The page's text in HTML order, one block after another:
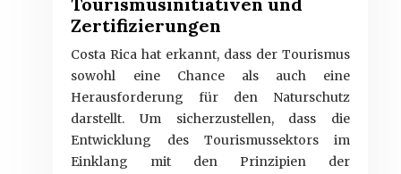
Zertifizierungen
Costa Rica hat erkannt, dass der Tourismus
sowohl eine Chance als auch eine
Herausforderung für den Naturschutz
darstellt. Um sicherzustellen, dass die
Entwicklung des Tourismussektors im
Einklang mit den Prinzipien der